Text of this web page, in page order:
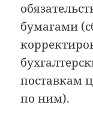
бумагами
поставкам
по ним).